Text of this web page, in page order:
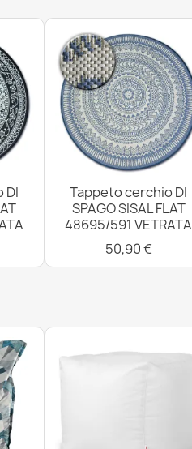
DI
Tappeto cerchio DI
SPAGO SISAL FLAT
48695/591 VETRATA
50,90 €